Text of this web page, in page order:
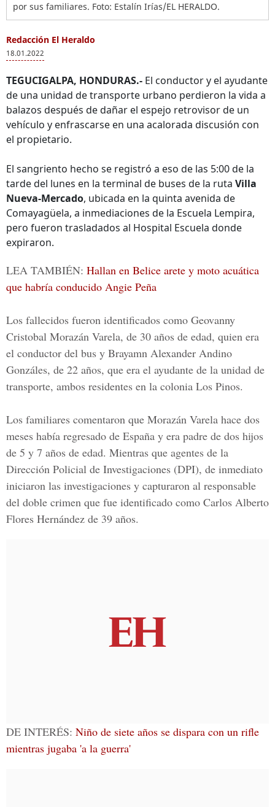
por sus familiares. Foto: Estalín Irías/EL HERALDO.
Redacción El Heraldo
18.01.2022
TEGUCIGALPA, HONDURAS.- El conductor y el ayudante
de una unidad de transporte urbano perdieron la vida a
balazos después de dañar el espejo retrovisor de un
vehículo y enfrascarse en una acalorada discusión con
el propietario.
El sangriento hecho se registró a eso de las 5:00 de la
tarde del lunes en la terminal de buses de la ruta Villa
Nueva-Mercado, ubicada en la quinta avenida de
Comayagüela, a inmediaciones de la Escuela Lempira,
pero fueron trasladados al Hospital Escuela donde
expiraron.
LEA TAMBIÉN: Hallan en Belice arete y moto acuática
que habría conducido Angie Peña
Los fallecidos fueron identificados como Geovanny
Cristobal Morazán Varela, de 30 años de edad, quien era
el conductor del bus y Brayamn Alexander Andino
Gonzáles, de 22 años, que era el ayudante de la unidad de
transporte, ambos residentes en la colonia Los Pinos.
Los familiares comentaron que Morazán Varela hace dos
meses había regresado de España y era padre de dos hijos
de 5 y 7 años de edad. Mientras que agentes de la
Dirección Policial de Investigaciones (DPI), de inmediato
iniciaron las investigaciones y capturaron al responsable
del doble crimen que fue identificado como Carlos Alberto
Flores Hernández de 39 años.
DE INTERÉS: Niño de siete años se dispara con un rifle
mientras jugaba 'a la guerra'